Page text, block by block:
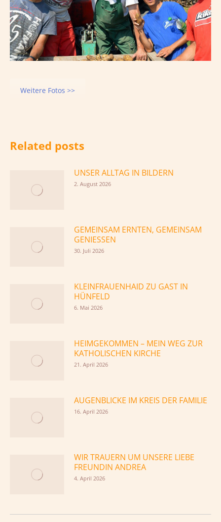
Weitere Fotos >>
Related posts
UNSER ALLTAG IN BILDERN
2. August 2026
GEMEINSAM ERNTEN, GEMEINSAM
GENIESSEN
30. Juli 2026
KLEINFRAUENHAID ZU GAST IN
HÜNFELD
6. Mai 2026
HEIMGEKOMMEN – MEIN WEG ZUR
KATHOLISCHEN KIRCHE
21. April 2026
AUGENBLICKE IM KREIS DER FAMILIE
16. April 2026
WIR TRAUERN UM UNSERE LIEBE
FREUNDIN ANDREA
4. April 2026